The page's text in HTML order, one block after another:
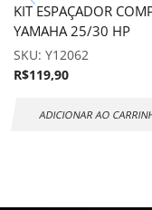
KIT ESPAÇADOR
YAMAHA 25/30 HP
SKU: Y12062
R$119,90
ADICIONAR AO